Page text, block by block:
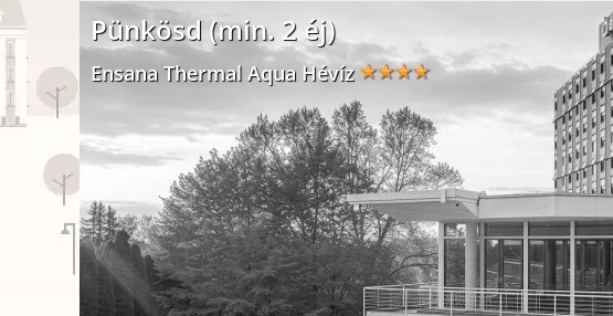
Pünkösd (min. 2 éj)
Ensana Thermal Aqua Hévíz